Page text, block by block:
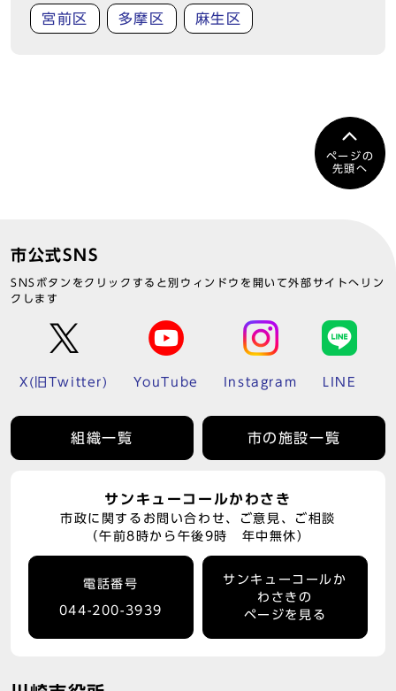
宮前区 多摩区 麻生区
ページの
先頭へ
市公式SNS
SNSボタンをクリックすると別ウィンドウを開いて外部サイトへリン
クします
X(旧Twitter) YouTube Instagram LINE
組織一覧 市の施設一覧
サンキューコールかわさき
市政に関するお問い合わせ、ご意見、ご相談
（午前8時から午後9時 年中無休）
電話番号
044-200-3939
サンキューコールか
わさきの
ページを見る